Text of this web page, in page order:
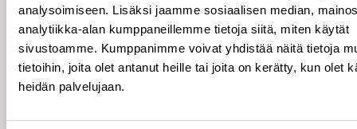
analysoimiseen. Lisäksi jaamme sosiaalisen median,
analytiikka-alan kumppaneillemme tietoja siitä, miten käytät
sivustoamme. Kumppanimme voivat yhdistää näitä tietoja
tietoihin, joita olet antanut heille tai joita on kerätty, kun olet
heidän palvelujaan.
Jakelu
NASDAQ Helsinki
Keskeiset tiedotusvälineet
www.capman.fi